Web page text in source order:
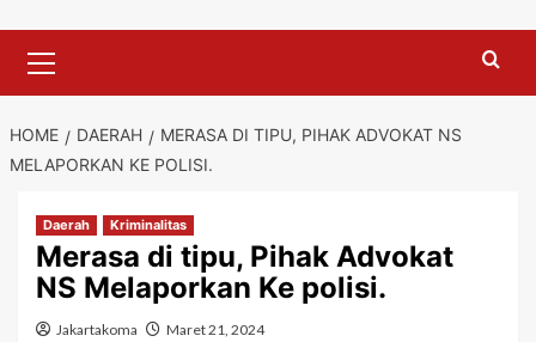
Menu
HOME DAERAH
MERASA DI TIPU, PIHAK ADVOKAT NS
MELAPORKAN KE POLISI.
Daerah Kriminalitas
Merasa di tipu, Pihak Advokat
NS Melaporkan Ke polisi.
Jakartakoma Maret 21, 2024